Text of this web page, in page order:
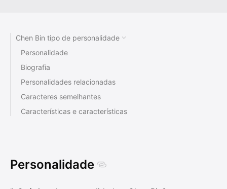
Chen Bin tipo de personalidade
Personalidade
Biografia
Personalidades relacionadas
Caracteres semelhantes
Características e características
Personalidade